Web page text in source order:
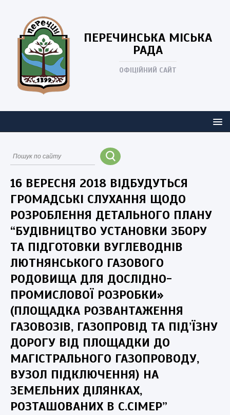
ПЕРЕЧИНСЬКА МІСЬКА
РАДА
ОФІЦІЙНИЙ САЙТ
16 ВЕРЕСНЯ 2018 ВІДБУДУТЬСЯ
ГРОМАДСЬКІ СЛУХАННЯ ЩОДО
РОЗРОБЛЕННЯ ДЕТАЛЬНОГО ПЛАНУ
“БУДІВНИЦТВО УСТАНОВКИ ЗБОРУ
ТА ПІДГОТОВКИ ВУГЛЕВОДНІВ
ЛЮТНЯНСЬКОГО ГАЗОВОГО
РОДОВИЩА ДЛЯ ДОСЛІДНО-
ПРОМИСЛОВОЇ РОЗРОБКИ»
(ПЛОЩАДКА РОЗВАНТАЖЕННЯ
ГАЗОВОЗІВ, ГАЗОПРОВІД ТА ПІД’ЇЗНУ
ДОРОГУ ВІД ПЛОЩАДКИ ДО
МАГІСТРАЛЬНОГО ГАЗОПРОВОДУ,
ВУЗОЛ ПІДКЛЮЧЕННЯ) НА
ЗЕМЕЛЬНИХ ДІЛЯНКАХ,
РОЗТАШОВАНИХ В С.СІМЕР”